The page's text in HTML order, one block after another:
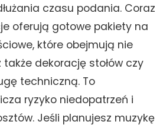
czasu podania. Coraz
oferują gotowe pakiety na
które obejmują nie
dekorację stołów czy
techniczną. To
ryzyko niedopatrzeń i
Jeśli planujesz muzykę